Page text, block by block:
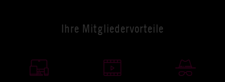
Ihre Mitgliedervorteile